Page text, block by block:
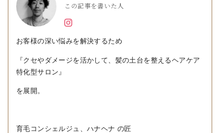
この記事を書いた人
お客様の深い悩みを解決するため
『クセやダメージを活かして、髪の土台を整えるヘアケア
特化型サロン』
を展開。
育毛コンシェルジュ、ハナヘナ の匠